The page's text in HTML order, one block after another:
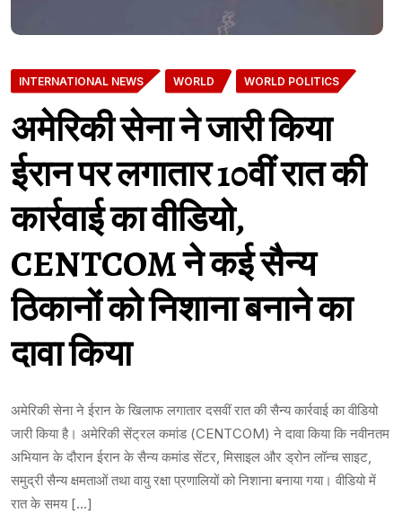
INTERNATIONAL NEWS WORLD WORLD POLITICS
अमेरिकी सेना ने जारी किया
ईरान पर लगातार 10वीं रात की
कार्रवाई का वीडियो,
CENTCOM ने कई सैन्य
ठिकानों को निशाना बनाने का
दावा किया
अमेरिकी सेना ने ईरान के खिलाफ लगातार दसवीं रात की सैन्य कार्रवाई का वीडियो
जारी किया है। अमेरिकी सेंट्रल कमांड (CENTCOM) ने दावा किया कि नवीनतम
अभियान के दौरान ईरान के सैन्य कमांड सेंटर, मिसाइल और ड्रोन लॉन्च साइट,
समुद्री सैन्य क्षमताओं तथा वायु रक्षा प्रणालियों को निशाना बनाया गया। वीडियो में
रात के समय […]